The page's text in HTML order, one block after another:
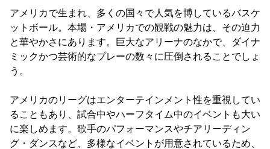
アメリカで生まれ、多くの国々で人気を博しているバスケ
ットボール。本場・アメリカでの観戦の魅力は、その迫力
と華やかさにあります。巨大なアリーナのなかで、ダイナ
ミックかつ芸術的なプレーの数々に圧倒されることでしょ
う。
アメリカのリーグはエンターテインメント性を重視してい
ることもあり、試合中やハーフタイム中のイベントも大い
に楽しめます。歌手のパフォーマンスやチアリーディン
グ・ダンスなど、多様なイベントが用意されているため、